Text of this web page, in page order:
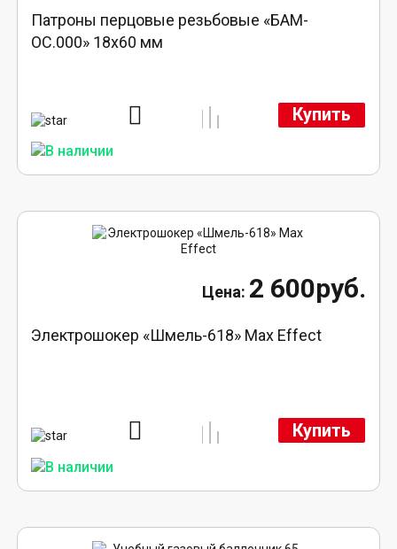
Патроны перцовые резьбовые «БАМ-
ОС.000» 18х60 мм
Купить
2 600руб.
Электрошокер «Шмель-618» Max Effect
Купить